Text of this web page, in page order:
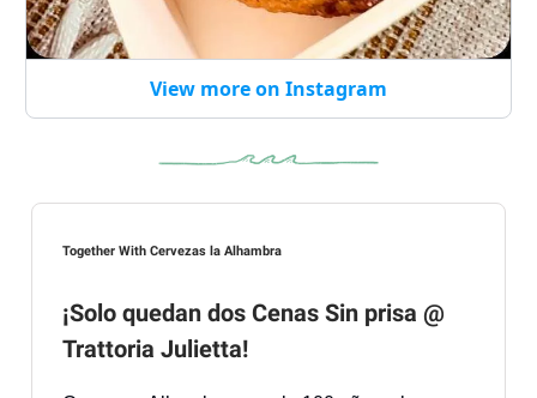
View more on Instagram
Together With Cervezas la Alhambra
¡Solo quedan dos Cenas Sin prisa @
Trattoria Julietta!